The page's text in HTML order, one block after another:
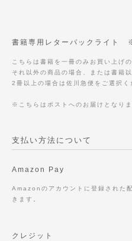
書籍専用レターパックライト
こちらは書籍を一冊のみお買い上げ
それ以外の商品の場合、または書籍
2冊以上の場合は佐川急便をご選択く
※こちらはポストへのお届けとなり
支払い方法について
Amazon Pay
Amazonのアカウントに登録された
きます。
クレジット